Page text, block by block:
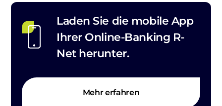
Laden Sie die mobile App
Ihrer Online-Banking R-
Net herunter.
Mehr erfahren